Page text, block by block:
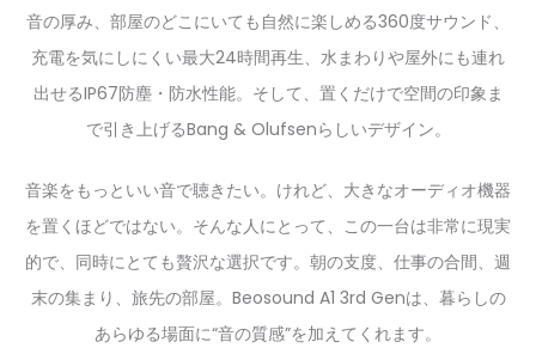
音の厚み、部屋のどこにいても自然に楽しめる360度サウンド、
充電を気にしにくい最大24時間再生、水まわりや屋外にも連れ
出せるIP67防塵・防水性能。そして、置くだけで空間の印象ま
で引き上げるBang & Olufsenらしいデザイン。
音楽をもっといい音で聴きたい。けれど、大きなオーディオ機器
を置くほどではない。そんな人にとって、この一台は非常に現実
的で、同時にとても贅沢な選択です。朝の支度、仕事の合間、週
末の集まり、旅先の部屋。Beosound A1 3rd Genは、暮らしの
あらゆる場面に“音の質感”を加えてくれます。